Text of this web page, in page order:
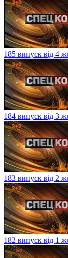
185 випуск від 4
184 випуск від 3
183 випуск від 2
182 випуск від 1